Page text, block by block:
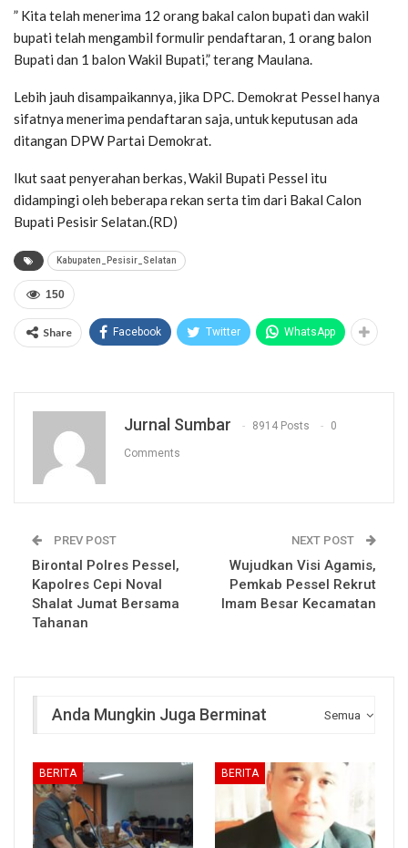
” Kita telah menerima 12 orang bakal calon bupati dan wakil
bupati telah mengambil formulir pendaftaran, 1 orang balon
Bupati dan 1 balon Wakil Bupati,” terang Maulana.
Lebih jauh disampaikannya, jika DPC. Demokrat Pessel hanya
sifatnya menerima pendaftaran saja, untuk keputusan ada
ditangan DPW Partai Demokrat.
Ikut saat penyerahan berkas, Wakil Bupati Pessel itu
didampingi oleh beberapa rekan serta tim dari Bakal Calon
Bupati Pesisir Selatan.(RD)
Kabupaten_Pesisir_Selatan
150
Share Facebook Twitter WhatsApp
Jurnal Sumbar 8914 Posts 0
Comments
PREV POST
Birontal Polres Pessel,
Kapolres Cepi Noval
Shalat Jumat Bersama
Tahanan
NEXT POST
Wujudkan Visi Agamis,
Pemkab Pessel Rekrut
Imam Besar Kecamatan
Semua
Anda Mungkin Juga Berminat
BERITA BERITA